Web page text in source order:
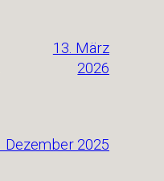
13. März
2026
Dezember 2025